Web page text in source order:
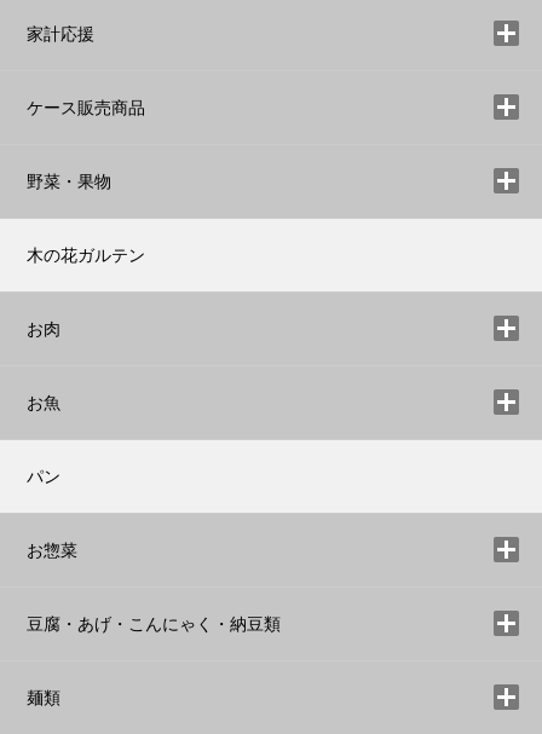
家計応援
ケース販売商品
野菜・果物
木の花ガルテン
お肉
お魚
パン
お惣菜
豆腐・あげ・こんにゃく・納豆類
麺類